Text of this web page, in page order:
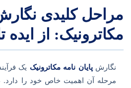
مراحل کلیدی نگارش
مکاترونیک: از ایده
نگارشپایان نامه مکاترونیک یک
مرحله آن اهمیت خاص خود را